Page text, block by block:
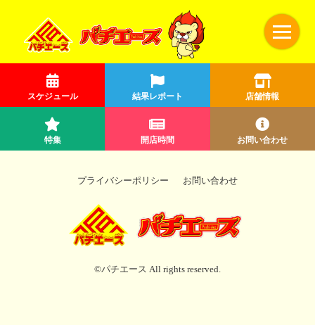
スケジュール 結果レポート 店舗情報
特集 開店時間 お問い合わせ
プライバシーポリシー お問い合わせ
©パチエース All rights reserved.